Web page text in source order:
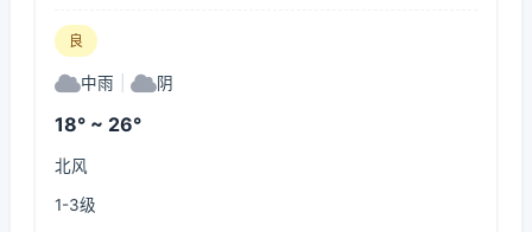
良
中雨 阴
18° ~ 26°
北风
1-3级